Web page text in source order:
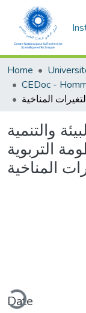
Home
والتنمية
التربوية
Date